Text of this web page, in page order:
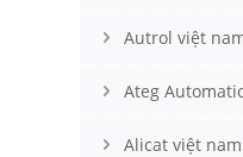
Autrol việt
Ateg
Alicat việt nam